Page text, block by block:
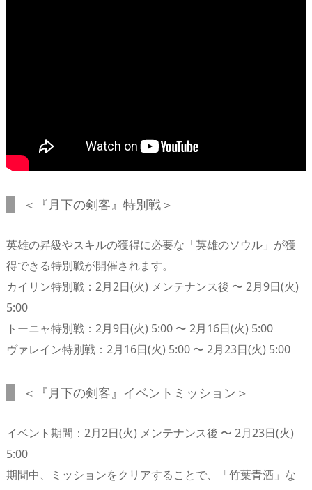
＜『月下の剣客』特別戦＞
英雄の昇級やスキルの獲得に必要な「英雄のソウル」が獲
得できる特別戦が開催されます。
カイリン特別戦：2月2日(火) メンテナンス後 〜 2月9日(火)
5:00
トーニャ特別戦：2月9日(火) 5:00 〜 2月16日(火) 5:00
ヴァレイン特別戦：2月16日(火) 5:00 〜 2月23日(火) 5:00
＜『月下の剣客』イベントミッション＞
イベント期間：2月2日(火) メンテナンス後 〜 2月23日(火)
5:00
期間中、ミッションをクリアすることで、「竹葉青酒」な